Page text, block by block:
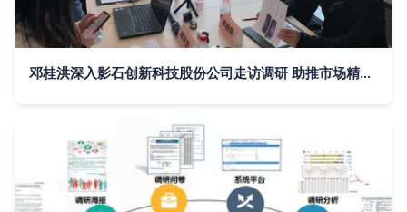
邓桂洪深入影石创新科技股份公司走访调研 助推市场精准服务升级